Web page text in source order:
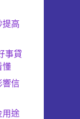
提高
事貸
懂
響信
用途